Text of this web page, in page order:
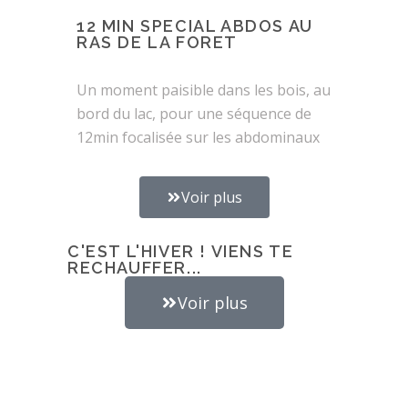
12 MIN SPECIAL ABDOS AU
RAS DE LA FORET
Un moment paisible dans les bois, au
bord du lac, pour une séquence de
12min focalisée sur les abdominaux
Voir plus
C'EST L'HIVER ! VIENS TE
RECHAUFFER...
Voir plus